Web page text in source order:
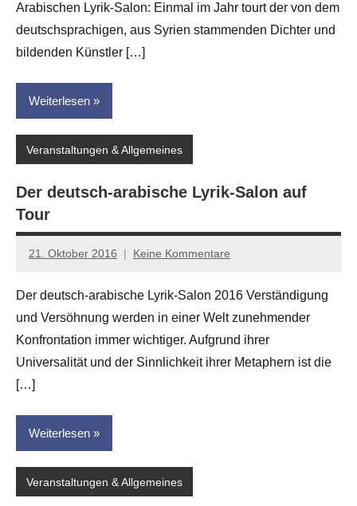
Arabischen Lyrik-Salon: Einmal im Jahr tourt der von dem
deutschsprachigen, aus Syrien stammenden Dichter und
bildenden Künstler […]
Weiterlesen
Veranstaltungen & Allgemeines
Der deutsch-arabische Lyrik-Salon auf
Tour
21. Oktober 2016
Anton
Leitner
Keine Kommentare
Der deutsch-arabische Lyrik-Salon 2016 Verständigung
und Versöhnung werden in einer Welt zunehmender
Konfrontation immer wichtiger. Aufgrund ihrer
Universalität und der Sinnlichkeit ihrer Metaphern ist die
[…]
Weiterlesen
Veranstaltungen & Allgemeines